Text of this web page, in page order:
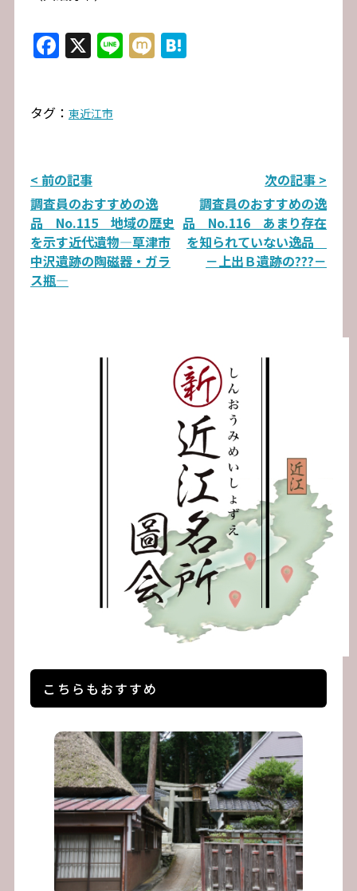
Facebook
X Line
MixiHatena
タグ： 東近江市
投
稿
ナ
ビ
< 前の記事
調査員のおすすめの逸
品 No.115 地域の歴史
を示す近代遺物―草津市
中沢遺跡の陶磁器・ガラ
ス瓶―
次の記事 >
調査員のおすすめの逸
品 No.116 あまり存在
を知られていない逸品
－上出Ｂ遺跡の???－
こちらもおすすめ